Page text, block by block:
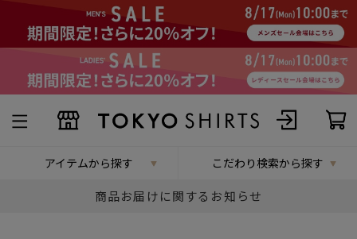
アイテムから探す こだわり検索から探す
商品お届けに関するお知らせ